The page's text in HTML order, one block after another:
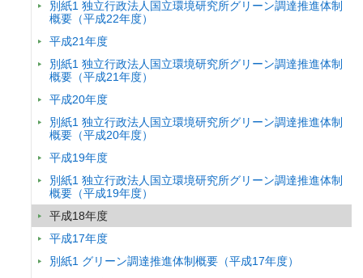
別紙1 独立行政法人国立環境研究所グリーン調達推進体制
概要（平成22年度）
平成21年度
別紙1 独立行政法人国立環境研究所グリーン調達推進体制
概要（平成21年度）
平成20年度
別紙1 独立行政法人国立環境研究所グリーン調達推進体制
概要（平成20年度）
平成19年度
別紙1 独立行政法人国立環境研究所グリーン調達推進体制
概要（平成19年度）
平成18年度
平成17年度
別紙1 グリーン調達推進体制概要（平成17年度）